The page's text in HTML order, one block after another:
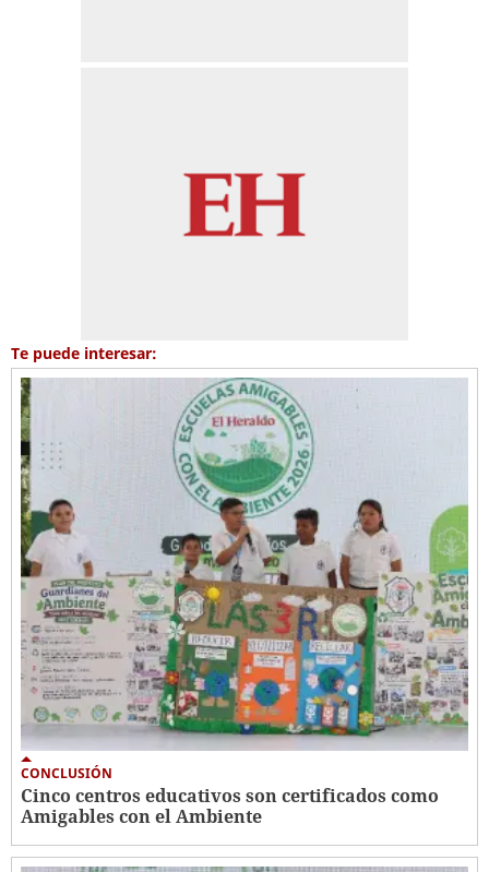
Te puede interesar:
CONCLUSIÓN
Cinco centros educativos son certificados como
Amigables con el Ambiente